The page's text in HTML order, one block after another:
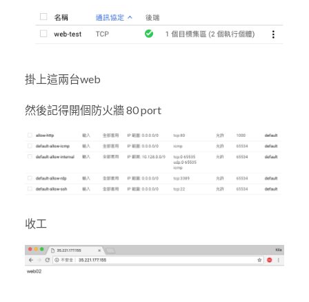
掛上這兩台web
然後記得開個防火牆 80 port
收工